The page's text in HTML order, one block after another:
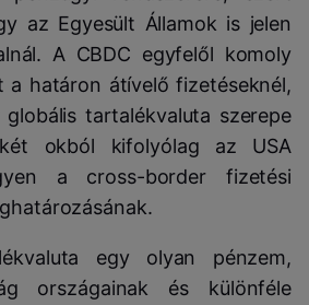
az Egyesült Államok is jelen
A CBDC egyfelől komoly
a határon átívelő fizetéseknél,
tartalékvaluta szerepe
okból kifolyólag az USA
a cross-border fizetési
egy olyan pénzem,
országainak és különféle